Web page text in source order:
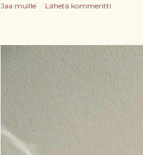
Jaa muille Lähetä kommentti